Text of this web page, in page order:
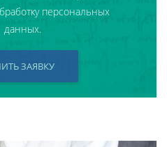
персональных
данных.
ЗАЯВКУ